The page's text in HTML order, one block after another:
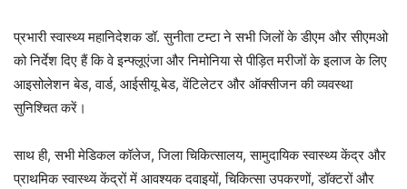
प्रभारी स्वास्थ्य महानिदेशक डॉ. सुनीता टम्टा ने सभी जिलों के डीएम और सीएमओ
को निर्देश दिए हैं कि वे इन्फ्लूएंजा और निमोनिया से पीड़ित मरीजों के इलाज के लिए
आइसोलेशन बेड, वार्ड, आईसीयू बेड, वेंटिलेटर और ऑक्सीजन की व्यवस्था
सुनिश्चित करें।
साथ ही, सभी मेडिकल कॉलेज, जिला चिकित्सालय, सामुदायिक स्वास्थ्य केंद्र और
प्राथमिक स्वास्थ्य केंद्रों में आवश्यक दवाइयों, चिकित्सा उपकरणों, डॉक्टरों और